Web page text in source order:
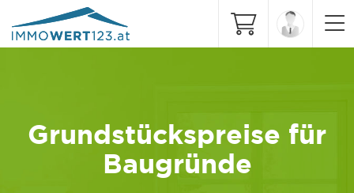
Grundstückspreise für
Baugründe